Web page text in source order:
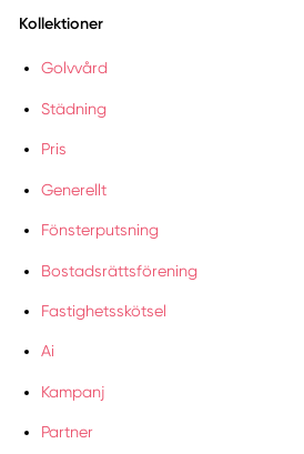
Kollektioner
Golvvård
Städning
Pris
Generellt
Fönsterputsning
Bostadsrättsförening
Fastighetsskötsel
Ai
Kampanj
Partner